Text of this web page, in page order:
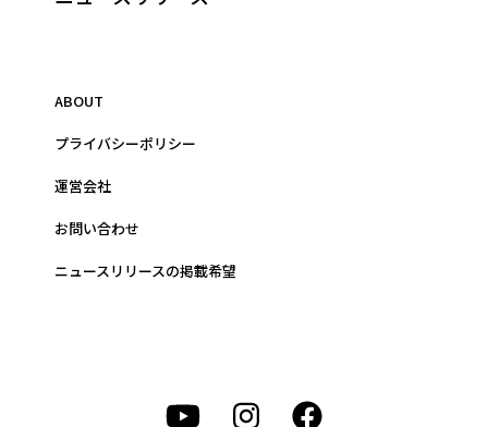
ABOUT
プライバシーポリシー
運営会社
お問い合わせ
ニュースリリースの掲載希望